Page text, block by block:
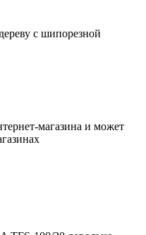
с шипорезной
магазина и может